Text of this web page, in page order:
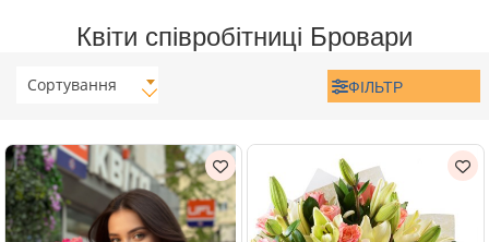
Квіти співробітниці Бровари
Сортування ФІЛЬТР